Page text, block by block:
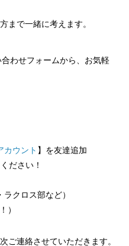
まで一緒に考えます。
わせフォームから、お気軽
カウント 】を友達追加
ださい！
クロス部など）
）
ご連絡させていただきます。